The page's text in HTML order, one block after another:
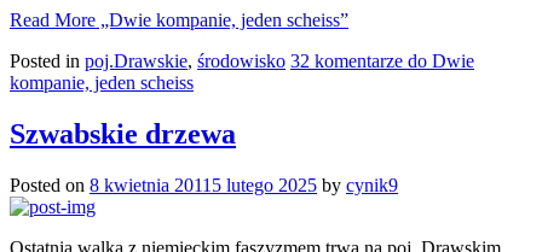
Read More „Dwie kompanie, jeden scheiss”
Posted in poj.Drawskie, środowisko 32 komentarze do Dwie
kompanie, jeden scheiss
Szwabskie drzewa
Posted on 8 kwietnia 2011 5 lutego 2025 by cynik9
Ostatnia walka z niemieckim faszyzmem trwa na poj. Drawskim.